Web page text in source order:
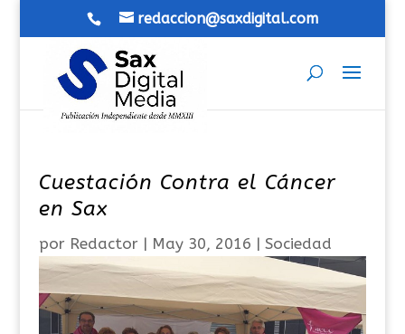
redaccion@saxdigital.com
Cuestación Contra el Cáncer
en Sax
por Redactor| May 30, 2016 | Sociedad